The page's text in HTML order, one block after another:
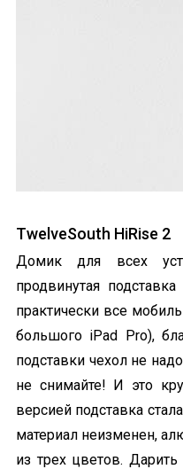
TwelveSouth HiRise 2
Домик для всех
продвинутая
практически все
большого iPad Pro),
подставки чехол не
не снимайте! И это
версией подставка
материал неизменен,
из трех цветов.